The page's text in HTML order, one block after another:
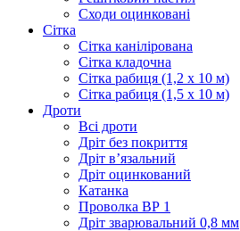
Сходи оцинковані
Сітка
Сітка канілірована
Сітка кладочна
Сітка рабиця (1,2 x 10 м)
Сітка рабиця (1,5 x 10 м)
Дроти
Всі дроти
Дріт без покриття
Дріт в’язальний
Дріт оцинкований
Катанка
Проволка ВР 1
Дріт зварювальний 0,8 мм